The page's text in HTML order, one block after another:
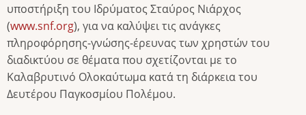
υποστήριξη του Ιδρύματος Σταύρος Νιάρχος
(www.snf.org), για να καλύψει τις ανάγκες
πληροφόρησης-γνώσης-έρευνας των χρηστών του
διαδικτύου σε θέματα που σχετίζονται με το
Καλαβρυτινό Ολοκαύτωμα κατά τη διάρκεια του
Δευτέρου Παγκοσμίου Πολέμου.